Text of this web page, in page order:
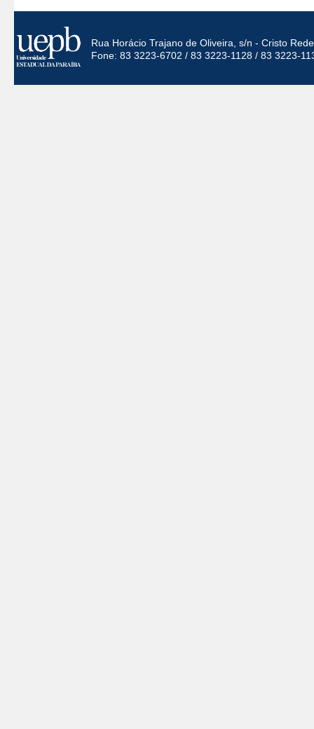
Rua Horácio Trajano de Oliveira, s/n - Cristo
Fone: 83 3223-6702 / 83 3223-1128 / 83 3223-